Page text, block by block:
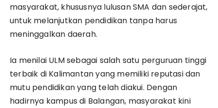
masyarakat, khususnya lulusan SMA dan sederajat,
untuk melanjutkan pendidikan tanpa harus
meninggalkan daerah.
Ia menilai ULM sebagai salah satu perguruan tinggi
terbaik di Kalimantan yang memiliki reputasi dan
mutu pendidikan yang telah diakui. Dengan
hadirnya kampus di Balangan, masyarakat kini